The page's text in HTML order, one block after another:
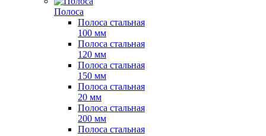
Полоса
Полоса стальная
100 мм
Полоса стальная
120 мм
Полоса стальная
150 мм
Полоса стальная
20 мм
Полоса стальная
200 мм
Полоса стальная